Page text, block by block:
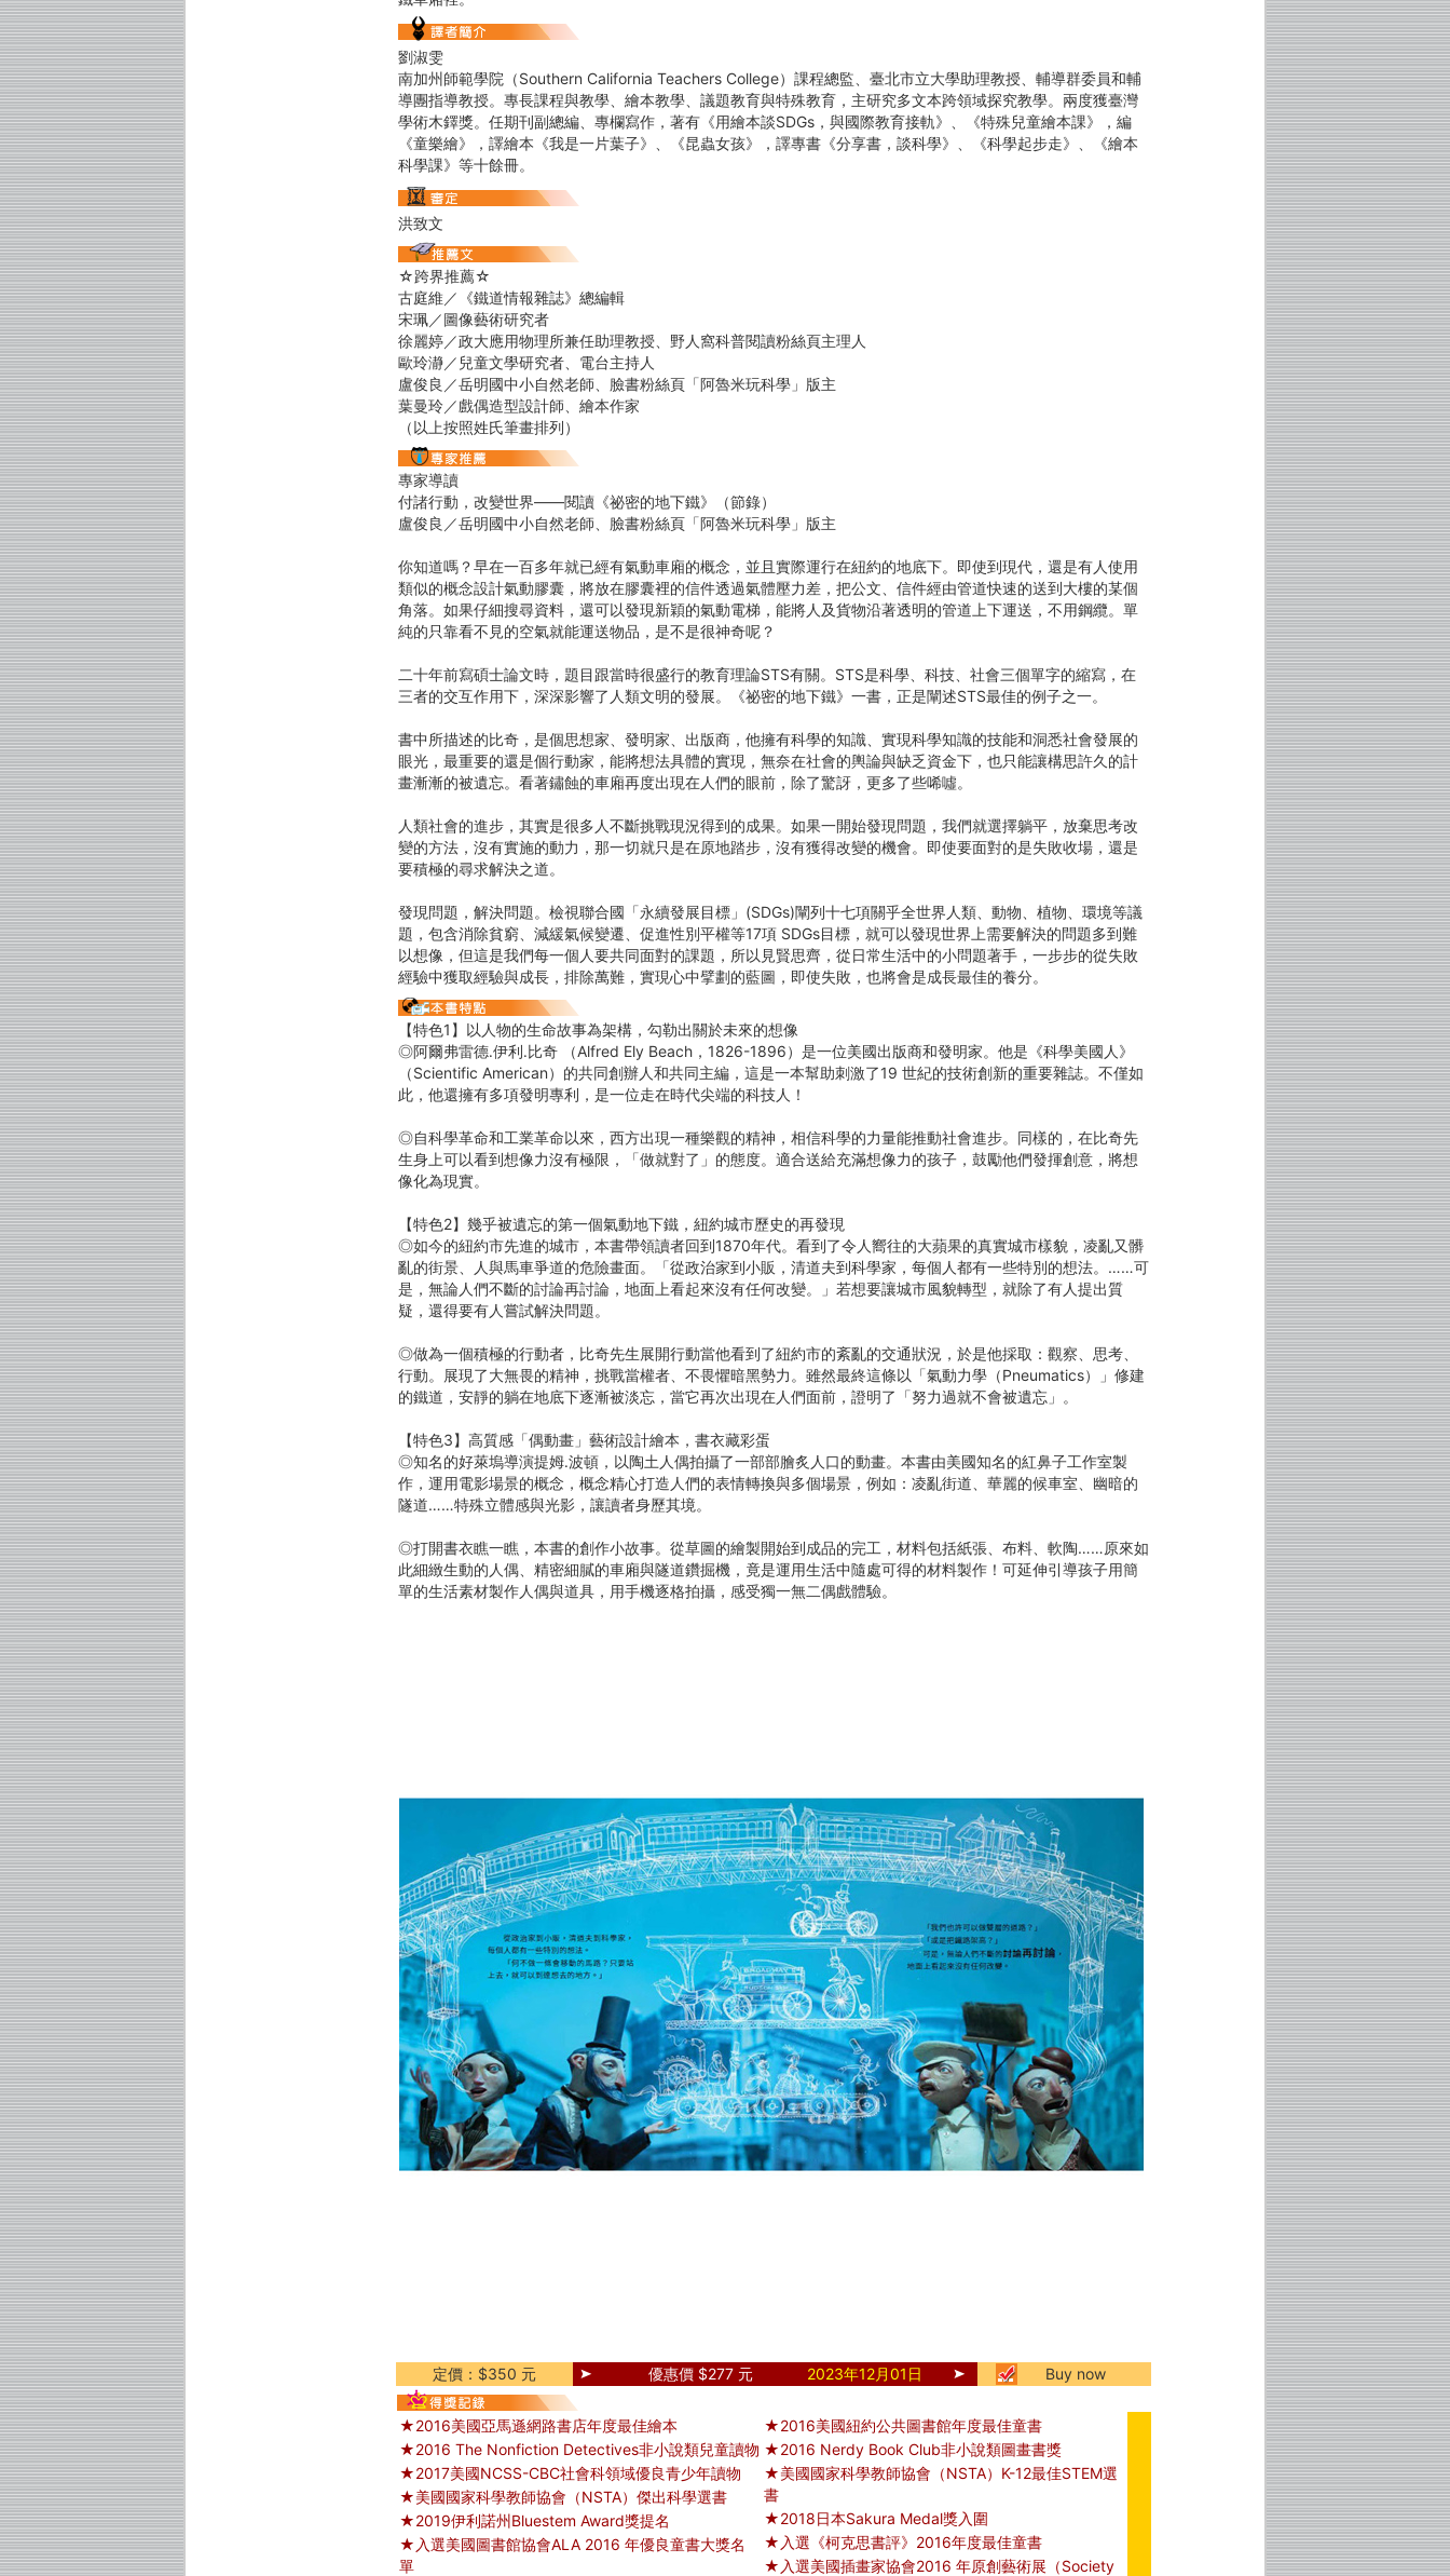
劉淑雯
南加州師範學院（Southern California Teachers College）課程總監、臺北市立大學助理教授、輔導群委員和輔
導團指導教授。專長課程與教學、繪本教學、議題教育與特殊教育，主研究多文本跨領域探究教學。兩度獲臺灣
學術木鐸獎。任期刊副總編、專欄寫作，著有《用繪本談SDGs，與國際教育接軌》、《特殊兒童繪本課》，編
《童樂繪》，譯繪本《我是一片葉子》、《昆蟲女孩》，譯專書《分享書，談科學》、《科學起步走》、《繪本
科學課》等十餘冊。
洪致文
☆跨界推薦☆
古庭維／《鐵道情報雜誌》總編輯
宋珮／圖像藝術研究者
徐麗婷／政大應用物理所兼任助理教授、野人窩科普閱讀粉絲頁主理人
歐玲瀞／兒童文學研究者、電台主持人
盧俊良／岳明國中小自然老師、臉書粉絲頁「阿魯米玩科學」版主
葉曼玲／戲偶造型設計師、繪本作家
（以上按照姓氏筆畫排列）
專家導讀
付諸行動，改變世界——閱讀《祕密的地下鐵》（節錄）
盧俊良／岳明國中小自然老師、臉書粉絲頁「阿魯米玩科學」版主
你知道嗎？早在一百多年就已經有氣動車廂的概念，並且實際運行在紐約的地底下。即使到現代，還是有人使用
類似的概念設計氣動膠囊，將放在膠囊裡的信件透過氣體壓力差，把公文、信件經由管道快速的送到大樓的某個
角落。如果仔細搜尋資料，還可以發現新穎的氣動電梯，能將人及貨物沿著透明的管道上下運送，不用鋼纜。單
純的只靠看不見的空氣就能運送物品，是不是很神奇呢？
二十年前寫碩士論文時，題目跟當時很盛行的教育理論STS有關。STS是科學、科技、社會三個單字的縮寫，在
三者的交互作用下，深深影響了人類文明的發展。《祕密的地下鐵》一書，正是闡述STS最佳的例子之一。
書中所描述的比奇，是個思想家、發明家、出版商，他擁有科學的知識、實現科學知識的技能和洞悉社會發展的
眼光，最重要的還是個行動家，能將想法具體的實現，無奈在社會的輿論與缺乏資金下，也只能讓構思許久的計
畫漸漸的被遺忘。看著鏽蝕的車廂再度出現在人們的眼前，除了驚訝，更多了些唏噓。
人類社會的進步，其實是很多人不斷挑戰現況得到的成果。如果一開始發現問題，我們就選擇躺平，放棄思考改
變的方法，沒有實施的動力，那一切就只是在原地踏步，沒有獲得改變的機會。即使要面對的是失敗收場，還是
要積極的尋求解決之道。
發現問題，解決問題。檢視聯合國「永續發展目標」(SDGs)闡列十七項關乎全世界人類、動物、植物、環境等議
題，包含消除貧窮、減緩氣候變遷、促進性別平權等17項 SDGs目標，就可以發現世界上需要解決的問題多到難
以想像，但這是我們每一個人要共同面對的課題，所以見賢思齊，從日常生活中的小問題著手，一步步的從失敗
經驗中獲取經驗與成長，排除萬難，實現心中擘劃的藍圖，即使失敗，也將會是成長最佳的養分。
【特色1】以人物的生命故事為架構，勾勒出關於未來的想像
◎阿爾弗雷德․伊利․比奇 （Alfred Ely Beach，1826-1896）是一位美國出版商和發明家。他是《科學美國人》
（Scientific American）的共同創辦人和共同主編，這是一本幫助刺激了19 世紀的技術創新的重要雜誌。不僅如
此，他還擁有多項發明專利，是一位走在時代尖端的科技人！
◎自科學革命和工業革命以來，西方出現一種樂觀的精神，相信科學的力量能推動社會進步。同樣的，在比奇先
生身上可以看到想像力沒有極限，「做就對了」的態度。適合送給充滿想像力的孩子，鼓勵他們發揮創意，將想
像化為現實。
【特色2】幾乎被遺忘的第一個氣動地下鐵，紐約城市歷史的再發現
◎如今的紐約市先進的城市，本書帶領讀者回到1870年代。看到了令人嚮往的大蘋果的真實城市樣貌，凌亂又髒
亂的街景、人與馬車爭道的危險畫面。「從政治家到小販，清道夫到科學家，每個人都有一些特別的想法。……可
是，無論人們不斷的討論再討論，地面上看起來沒有任何改變。」若想要讓城市風貌轉型，就除了有人提出質
疑，還得要有人嘗試解決問題。
◎做為一個積極的行動者，比奇先生展開行動當他看到了紐約市的紊亂的交通狀況，於是他採取：觀察、思考、
行動。展現了大無畏的精神，挑戰當權者、不畏懼暗黑勢力。雖然最終這條以「氣動力學（Pneumatics）」修建
的鐵道，安靜的躺在地底下逐漸被淡忘，當它再次出現在人們面前，證明了「努力過就不會被遺忘」。
【特色3】高質感「偶動畫」藝術設計繪本，書衣藏彩蛋
◎知名的好萊塢導演提姆․波頓，以陶土人偶拍攝了一部部膾炙人口的動畫。本書由美國知名的紅鼻子工作室製
作，運用電影場景的概念，概念精心打造人們的表情轉換與多個場景，例如：凌亂街道、華麗的候車室、幽暗的
隧道……特殊立體感與光影，讓讀者身歷其境。
◎打開書衣瞧一瞧，本書的創作小故事。從草圖的繪製開始到成品的完工，材料包括紙張、布料、軟陶……原來如
此細緻生動的人偶、精密細膩的車廂與隧道鑽掘機，竟是運用生活中隨處可得的材料製作！可延伸引導孩子用簡
單的生活素材製作人偶與道具，用手機逐格拍攝，感受獨一無二偶戲體驗。
定價：$350 元 優惠價 $277 元 2023年12月01日 Buy now
★2016美國亞馬遜網路書店年度最佳繪本
★2016 The Nonfiction Detectives非小說類兒童讀物
★2017美國NCSS-CBC社會科領域優良青少年讀物
★美國國家科學教師協會（NSTA）傑出科學選書
★2019伊利諾州Bluestem Award獎提名
★入選美國圖書館協會ALA 2016 年優良童書大獎名
單
★2016美國紐約公共圖書館年度最佳童書
★2016 Nerdy Book Club非小說類圖畫書獎
★美國國家科學教師協會（NSTA）K-12最佳STEM選
書
★2018日本Sakura Medal獎入圍
★入選《柯克思書評》2016年度最佳童書
★入選美國插畫家協會2016 年原創藝術展（Society